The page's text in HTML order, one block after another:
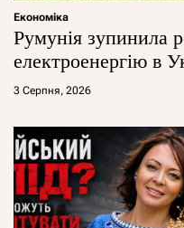
Економіка
Румунія зупинила
електроенергію в
3 Серпня, 2026